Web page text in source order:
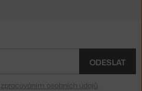
ODESLAT
zpracováním osobních údajů